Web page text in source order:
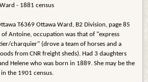
- 1881 census
T6369 Ottawa Ward, B2 Division, page 85
Antoine, occupation was that of "express
charquier" (drove a team of horses and a
from CNR freight sheds). Had 3 daughters
Helene who was born in 1889. She may be the
the 1901 census.